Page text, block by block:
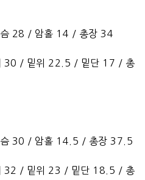
28 / 암홀 14 / 총장 34
30 / 밑위 22.5 / 밑단 17 / 총
30 / 암홀 14.5 / 총장 37.5
32 / 밑위 23 / 밑단 18.5 / 총